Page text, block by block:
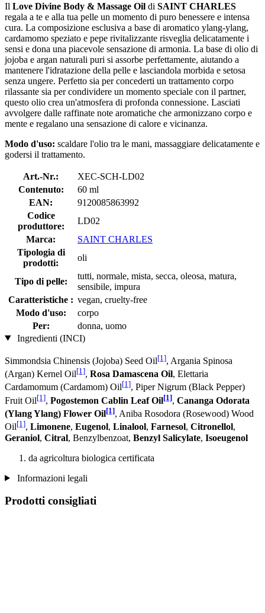
Il Love Divine Body & Massage Oil di SAINT CHARLES
regala a te e alla tua pelle un momento di puro benessere e intensa
cura. La composizione esclusiva a base di aromatico ylang-ylang,
cardamomo speziato e pepe rivitalizzante risveglia delicatamente i
sensi e dona una piacevole sensazione di armonia. La base di olio di
jojoba e argan naturali puri si assorbe perfettamente, aiutando a
mantenere l'idratazione della pelle e lasciandola morbida e setosa
senza ungere. Perfetto sia per concederti un trattamento corpo
rilassante sia per condividere un momento speciale con il partner,
questo olio crea un'atmosfera di profonda connessione. Lasciati
avvolgere dalle raffinate note aromatiche che armonizzano corpo e
mente e regalano una sensazione di calore e vicinanza.
Modo d'uso: scaldare l'olio tra le mani, massaggiare delicatamente e
godersi il trattamento.
Art.-Nr.:
XEC-SCH-LD02
Contenuto:
60 ml
EAN:
9120085863992
Codice
produttore:
LD02
Marca:
SAINT CHARLES
Tipologia di
prodotti:
oli
Tipo di pelle:
tutti, normale, mista, secca, oleosa, matura,
sensibile, impura
Caratteristiche : vegan, cruelty-free
Modo d'uso:
corpo
Per:
donna, uomo
Ingredienti (INCI)
Simmondsia Chinensis (Jojoba) Seed Oil[1], Argania Spinosa
(Argan) Kernel Oil[1], Rosa Damascena Oil, Elettaria
Cardamomum (Cardamom) Oil[1], Piper Nigrum (Black Pepper)
Fruit Oil[1], Pogostemon Cablin Leaf Oil[1], Cananga Odorata
(Ylang Ylang) Flower Oil[1], Aniba Rosodora (Rosewood) Wood
Oil[1], Limonene, Eugenol, Linalool, Farnesol, Citronellol,
Geraniol, Citral, Benzylbenzoat, Benzyl Salicylate, Isoeugenol
da agricoltura biologica certificata
Informazioni legali
Prodotti consigliati